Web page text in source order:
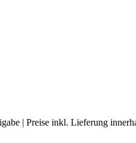
| Preise inkl. Lieferung